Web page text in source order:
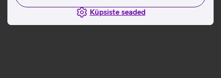
Küpsiste seaded